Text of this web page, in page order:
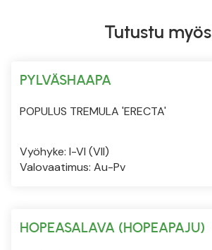
Tutustu myös
PYLVÄSHAAPA
POPULUS TREMULA 'ERECTA'
Vyöhyke: I-VI (VII)
Valovaatimus: Au-Pv
HOPEASALAVA (HOPEAPAJU)